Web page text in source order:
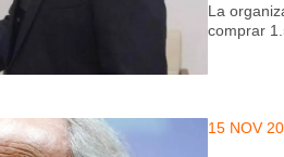
La
comprar
15 NOV